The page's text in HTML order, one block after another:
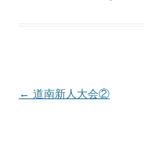
投
← 道南新人大会②